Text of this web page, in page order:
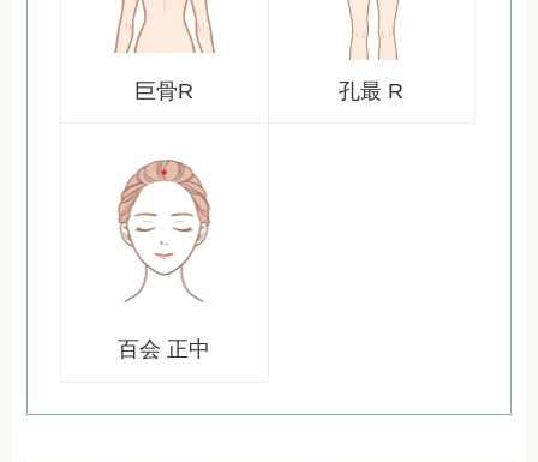
巨骨R 孔最 R
百会 正中